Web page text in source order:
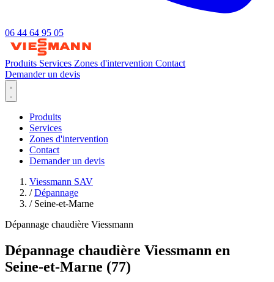
06 44 64 95 05
Produits Services Zones d'intervention Contact
Demander un devis
Produits
Services
Zones d'intervention
Contact
Demander un devis
Viessmann SAV
/ Dépannage
/ Seine-et-Marne
Dépannage chaudière Viessmann
Dépannage chaudière Viessmann en
Seine-et-Marne (77)